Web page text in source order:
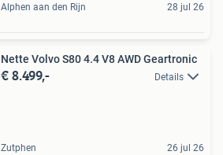
Alphen aan den Rijn 28 jul 26
Nette Volvo S80 4.4 V8 AWD Geartronic
€ 8.499,- Details
Zutphen 26 jul 26